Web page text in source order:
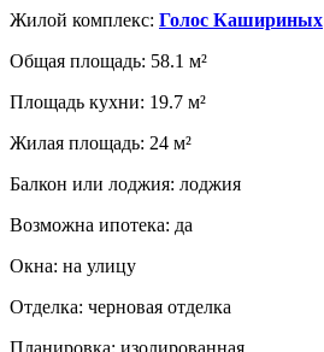
Жилой комплекс: Голос Кашириных
Общая площадь: 58.1 м²
Площадь кухни: 19.7 м²
Жилая площадь: 24 м²
Балкон или лоджия: лоджия
Возможна ипотека: да
Окна: на улицу
Отделка: черновая отделка